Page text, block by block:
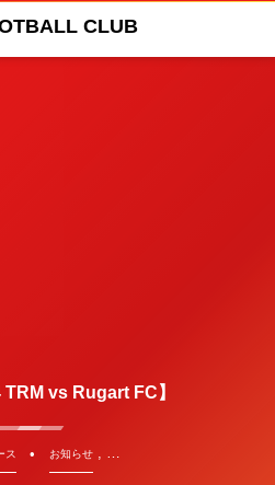
CLUB
TRM vs Rugart FC】
ス お知らせ, …